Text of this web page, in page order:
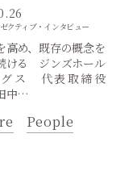
クティブ・インタビュー
高め、既存の概念を
ける ジンズホール
グス 代表取締役
中…
People